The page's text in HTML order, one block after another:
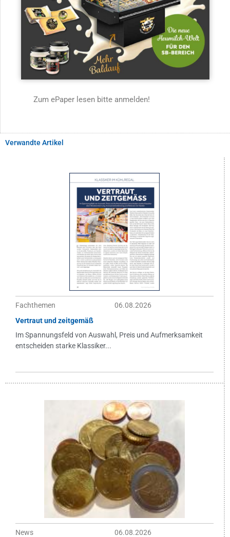
Zum ePaper lesen bitte anmelden!
Verwandte Artikel
Fachthemen
06.08.2026
Vertraut und zeitgemäß
Im Spannungsfeld von Auswahl, Preis und Aufmerksamkeit
entscheiden starke Klassiker...
News
06.08.2026